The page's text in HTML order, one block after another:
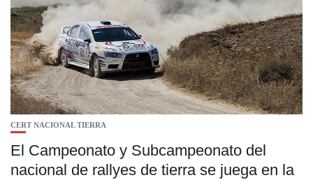
CERT NACIONAL TIERRA
El Campeonato y Subcampeonato del
nacional de rallyes de tierra se juega en la